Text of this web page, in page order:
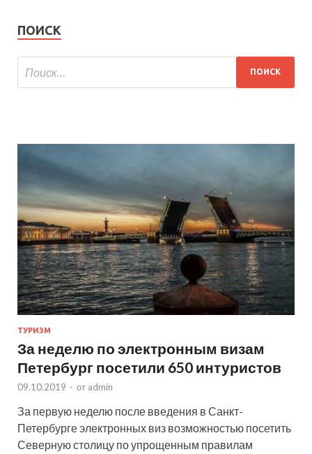
ПОИСК
ТУРИЗМ
За неделю по электронным визам
Петербург посетили 650 интуристов
09.10.2019 - от admin
За первую неделю после введения в Санкт-
Петербурге электронных виз возможностью посетить
Северную столицу по упрощенным правилам